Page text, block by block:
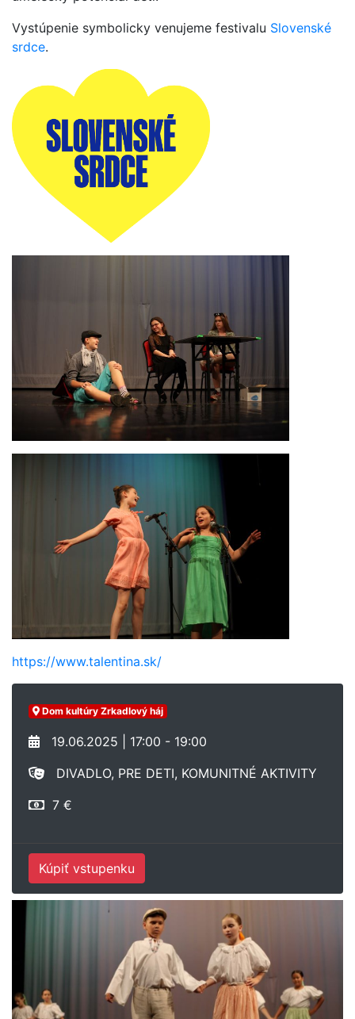
Vystúpenie symbolicky venujeme festivalu Slovenské
srdce.
https://www.talentina.sk/
Dom kultúry Zrkadlový háj
19.06.2025 | 17:00 - 19:00
DIVADLO, PRE DETI, KOMUNITNÉ AKTIVITY
7 €
Kúpiť vstupenku